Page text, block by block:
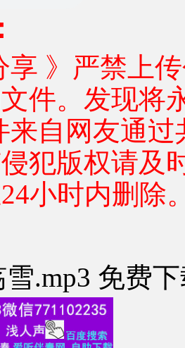
享 》严禁上
件。发现将
来自网友通
犯版权请及
小时内删除
.mp3 免费